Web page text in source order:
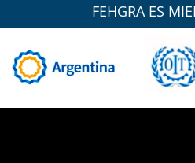
FEHGRA ES